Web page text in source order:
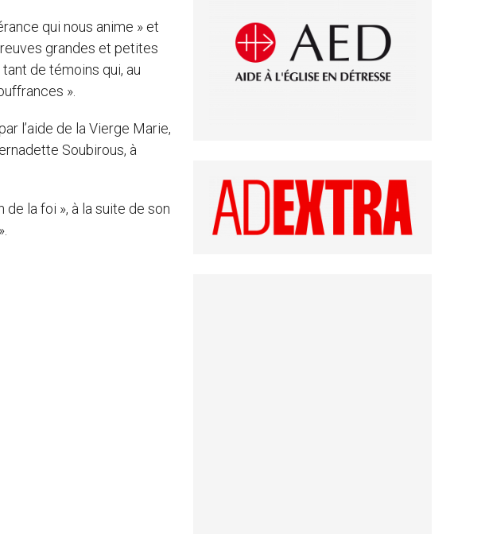
qui nous anime » et
grandes et petites
de témoins qui, au
».
l’aide de la Vierge Marie,
Soubirous, à
la foi », à la suite de son